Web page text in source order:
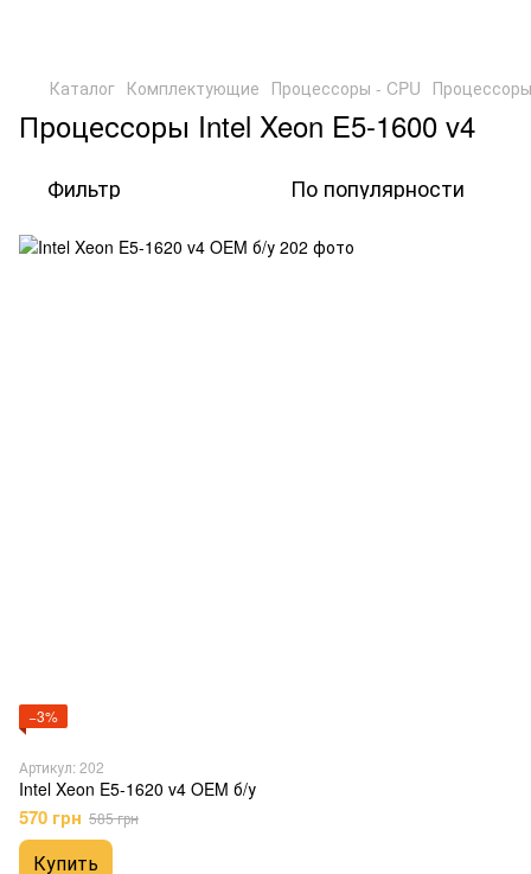
Каталог Комплектующие Процессоры - CPU
Процессоры Intel Xeon E5-1600 v4
Фильтр По популярности
−3%
Артикул: 202
Intel Xeon E5-1620 v4 OEM б/у
570 грн 585 грн
Купить